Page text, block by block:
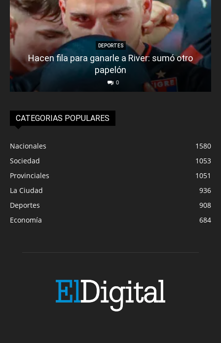
DEPORTES
Hacen fila para ganarle a River: sumó otro
papelón
0
CATEGORIAS POPULARES
Nacionales
1580
Sociedad
1053
Provinciales
1051
La Ciudad
936
Deportes
908
Economía
684